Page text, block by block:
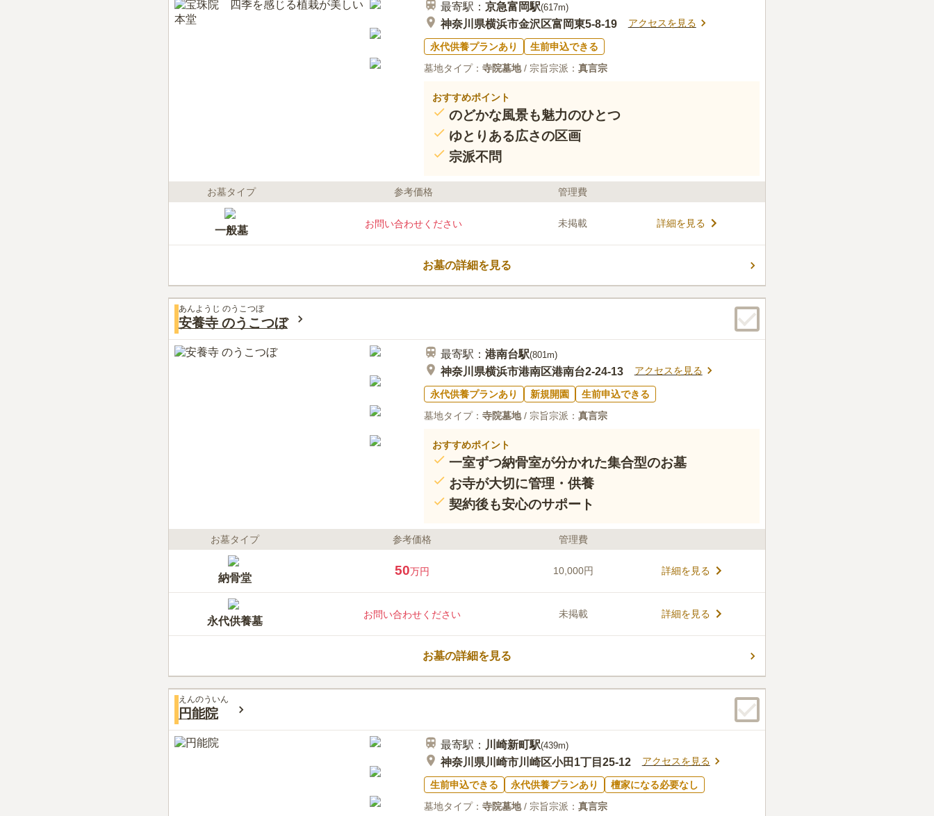
最寄駅： 京急富岡駅(617m)
神奈川県横浜市金沢区富岡東5-8-19 アクセスを見る
永代供養プランあり
生前申込できる
墓地タイプ： 寺院墓地/ 宗旨宗派： 真言宗
おすすめポイント
のどかな風景も魅力のひとつ
ゆとりある広さの区画
宗派不問
お墓タイプ 参考価格 管理費
一般墓
お問い合わせください 未掲載 詳細を見る
お墓の詳細を見る
あんようじ のうこつぼ
安養寺 のうこつぼ
最寄駅： 港南台駅(801m)
神奈川県横浜市港南区港南台2-24-13 アクセスを見る
永代供養プランあり 新規開園
生前申込できる
墓地タイプ： 寺院墓地/ 宗旨宗派： 真言宗
おすすめポイント
一室ずつ納骨室が分かれた集合型のお墓
お寺が大切に管理・供養
契約後も安心のサポート
お墓タイプ 参考価格 管理費
納骨堂
50万円 10,000円 詳細を見る
永代供養墓
お問い合わせください 未掲載 詳細を見る
お墓の詳細を見る
えんのういん
円能院
最寄駅： 川崎新町駅(439m)
神奈川県川崎市川崎区小田1丁目25-12 アクセスを見る
生前申込できる 永代供養プランあり
檀家になる必要なし
墓地タイプ： 寺院墓地/ 宗旨宗派： 真言宗